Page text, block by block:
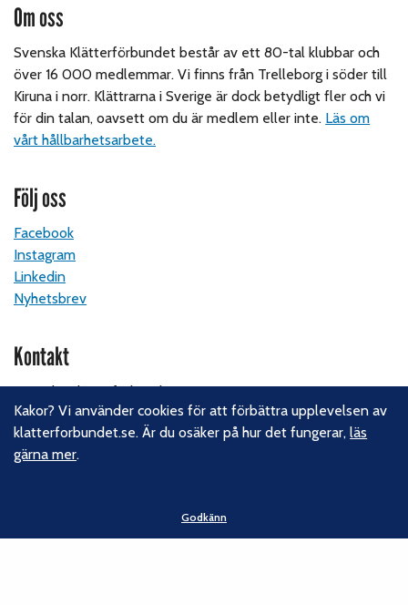
Om oss
Svenska Klätterförbundet består av ett 80-tal klubbar och
över 16 000 medlemmar. Vi finns från Trelleborg i söder till
Kiruna i norr. Klättrarna i Sverige är dock betydligt fler och vi
för din talan, oavsett om du är medlem eller inte. Läs om
vårt hållbarhetsarbete.
Följ oss
Facebook
Instagram
Linkedin
Nyhetsbrev
Kontakt
Svenska Klätterförbundet
Gotlandsgatan 46
116 65 Stockholm
Kakor? Vi använder cookies för att förbättra upplevelsen av
klatterforbundet.se. Är du osäker på hur det fungerar,läs
gärna mer.
Godkänn